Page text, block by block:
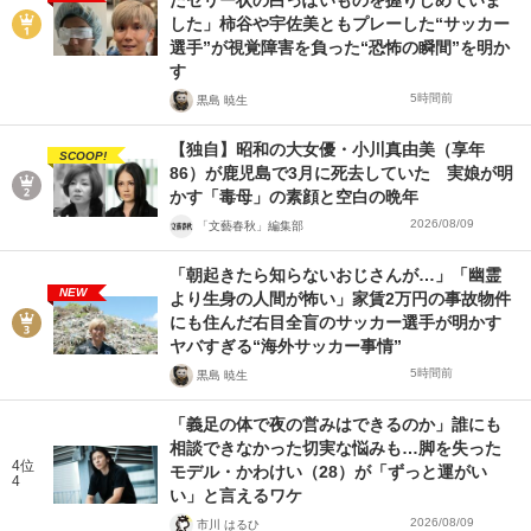
した」柿谷や宇佐美ともプレーした“サッカー
選手”が視覚障害を負った“恐怖の瞬間”を明か
す
黒島 暁生 5時間前
SCOOP!
【独自】昭和の大女優・小川真由美（享年
86）が鹿児島で3月に死去していた 実娘が明
かす「毒母」の素顔と空白の晩年
「文藝春秋」編集部 2026/08/09
NEW
「朝起きたら知らないおじさんが…」「幽霊
より生身の人間が怖い」家賃2万円の事故物件
にも住んだ右目全盲のサッカー選手が明かす
ヤバすぎる“海外サッカー事情”
黒島 暁生 5時間前
4位
4
「義足の体で夜の営みはできるのか」誰にも
相談できなかった切実な悩みも…脚を失った
モデル・かわけい（28）が「ずっと運がい
い」と言えるワケ
市川 はるひ 2026/08/09